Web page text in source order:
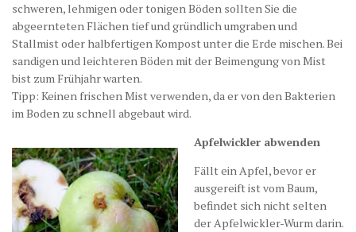
schweren, lehmigen oder tonigen Böden sollten Sie die
abgeernteten Flächen tief und gründlich umgraben und
Stallmist oder halbfertigen Kompost unter die Erde mischen. Bei
sandigen und leichteren Böden mit der Beimengung von Mist
bist zum Frühjahr warten.
Tipp: Keinen frischen Mist verwenden, da er von den Bakterien
im Boden zu schnell abgebaut wird.
Apfelwickler abwenden
Fällt ein Apfel, bevor er
ausgereift ist vom Baum,
befindet sich nicht selten
der Apfelwickler-Wurm darin.